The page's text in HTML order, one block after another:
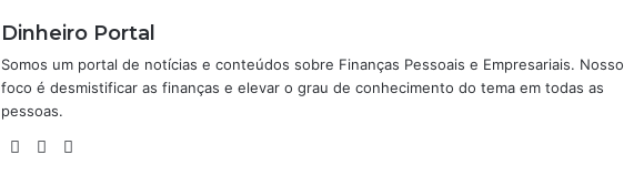
Dinheiro Portal
Somos um portal de notícias e conteúdos sobre Finanças Pessoais e Empresariais. Nosso
foco é desmistificar as finanças e elevar o grau de conhecimento do tema em todas as
pessoas.
WebsiteLinkedin